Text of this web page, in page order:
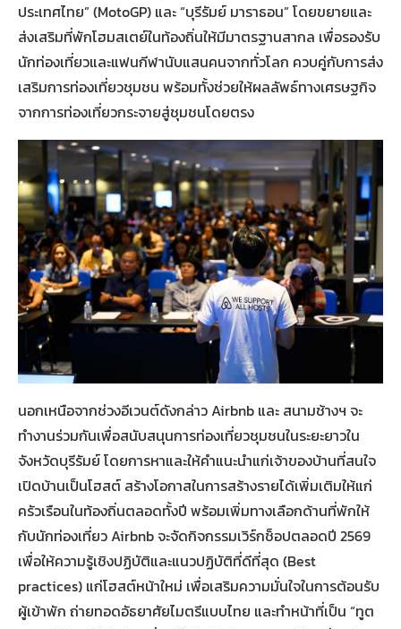
ประเทศไทย” (MotoGP) และ “บุรีรัมย์ มาราธอน” โดยขยายและ
ส่งเสริมที่พักโฮมสเตย์ในท้องถิ่นให้มีมาตรฐานสากล เพื่อรองรับ
นักท่องเที่ยวและแฟนกีฬานับแสนคนจากทั่วโลก ควบคู่กับการส่ง
เสริมการท่องเที่ยวชุมชน พร้อมทั้งช่วยให้ผลลัพธ์ทางเศรษฐกิจ
จากการท่องเที่ยวกระจายสู่ชุมชนโดยตรง
นอกเหนือจากช่วงอีเวนต์ดังกล่าว Airbnb และ สนามช้างฯ จะ
ทำงานร่วมกันเพื่อสนับสนุนการท่องเที่ยวชุมชนในระยะยาวใน
จังหวัดบุรีรัมย์ โดยการหาและให้คำแนะนำแก่เจ้าของบ้านที่สนใจ
เปิดบ้านเป็นโฮสต์ สร้างโอกาสในการสร้างรายได้เพิ่มเติมให้แก่
ครัวเรือนในท้องถิ่นตลอดทั้งปี พร้อมเพิ่มทางเลือกด้านที่พักให้
กับนักท่องเที่ยว Airbnb จะจัดกิจกรรมเวิร์กช็อปตลอดปี 2569
เพื่อให้ความรู้เชิงปฏิบัติและแนวปฏิบัติที่ดีที่สุด (Best
practices) แก่โฮสต์หน้าใหม่ เพื่อเสริมความมั่นใจในการต้อนรับ
ผู้เข้าพัก ถ่ายทอดอัธยาศัยไมตรีแบบไทย และทำหน้าที่เป็น “ทูต